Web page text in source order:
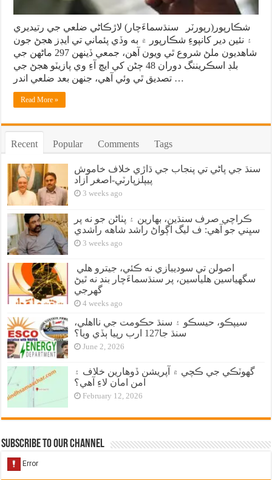
شڪارپور(رپورٽر سنڌسماءَچار) لاڙڪاڻي ضلعي جي رتيديري
۽ نئين دير کانپوءِ شڪارپور ۾ به وڏي پئماني تي ايڊز هجڻ جون
شاهديون ملڻ شروع ٿي ويون آهن، جمعي ڏينهن 297 ماڻهن جي
بلڊ اسڪريننگ دوران 48 ڄڻن کي ايڇ آءِ وي پازيٽو هجڻ جي
تصديق ٿي وئي آهي، جنهن بعد ضلعي اندر …
Read More »
Recent Popular Comments Tags
سنڌ جي پاڻي تي پنجاب جي ڌاڙي خلاف خاموش
پيپلزپارٽي-اصغر آزاد
3 weeks ago
ڪراچي صرف سنڌين، بهارين ۽ پٺاڻن جو نه پر
سڀني جو آهي: ف ليگ اڳواڻ راشد شاهه راشدي
3 weeks ago
سگهياسين هلياسين، پر سنڌسماءَچار بند نه ٿيڻ
گهرجي
4 weeks ago
سيپڪو، حيسڪو ۽ سنڌ حڪومت جي نااهلي،
سنڌ جا127 ارب رپيا ٻڏي ويا؟
June 2, 2026
گهوٽڪي جي ڪچي ۾ آپريشن ڏوهارين خلاف ۽
امن امان لاءِ آهي؟
February 12, 2026
Subscribe to our Channel